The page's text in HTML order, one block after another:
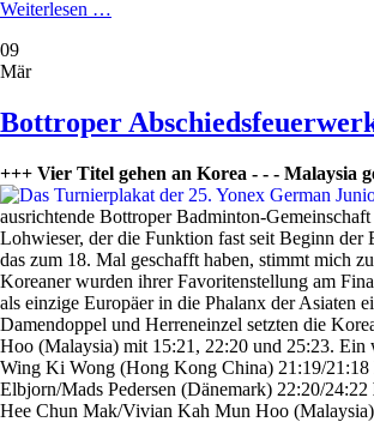
Weiterlesen …
09
Mär
Bottroper
+++ Vier Titel gehen an Korea - - - Malaysia
ausrichtende Bottroper Badminton-
Lohwieser, der die Funktion fast seit Beginn
das zum 18. Mal geschafft haben, stimmt mich
Koreaner wurden ihrer Favoritenstellung am
als einzige Europäer in die Phalanx der Asiaten
Damendoppel und Herreneinzel setzten die
Hoo (Malaysia) mit 15:21, 22:20 und 25:23. Ein
Wing Ki Wong (Hong Kong China) 21:19/21:18
Elbjorn/Mads Pedersen (Dänemark) 22:20/24:22
Hee Chun Mak/Vivian Kah Mun Hoo